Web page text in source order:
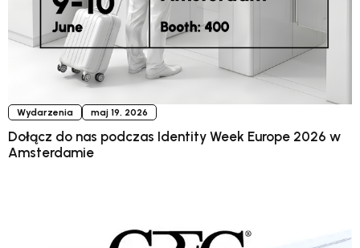
Wydarzenia maj 19, 2026
Dołącz do nas podczas Identity Week Europe 2026 w
Amsterdamie